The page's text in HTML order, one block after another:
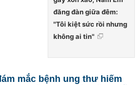
đăng đàn giữa đêm:
"Tôi kiệt sức rồi nhưng
không ai tin"
mắc bệnh ung thư hiếm